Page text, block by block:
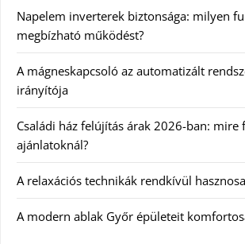
Napelem inverterek biztonsága: milyen
megbízható működést?
A mágneskapcsoló az automatizált
irányítója
Családi ház felújítás árak 2026-ban: mire
ajánlatoknál?
A relaxációs technikák rendkívül
A modern ablak Győr épületeit